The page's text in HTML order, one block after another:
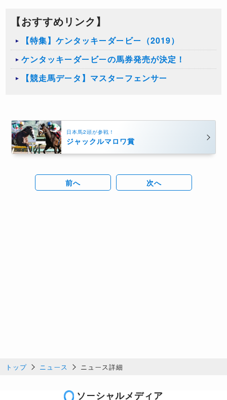
【おすすめリンク】
【特集】ケンタッキーダービー（2019）
ケンタッキーダービーの馬券発売が決定！
【競走馬データ】マスターフェンサー
日本馬2頭が参戦！
ジャックルマロワ賞
前へ 次へ
トップ ニュース ニュース詳細
ソーシャルメディア